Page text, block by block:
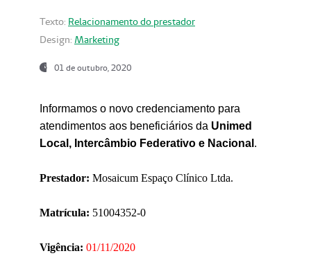
Texto: Relacionamento do prestador
Design: Marketing
01 de outubro, 2020
Informamos o novo credenciamento para
atendimentos aos beneficiários da Unimed
Local, Intercâmbio Federativo e Nacional .
Prestador: Mosaicum Espaço Clínico Ltda.
Matrícula: 51004352-0
Vigência: 01/11/2020